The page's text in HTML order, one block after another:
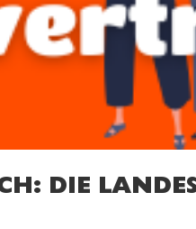
DIE